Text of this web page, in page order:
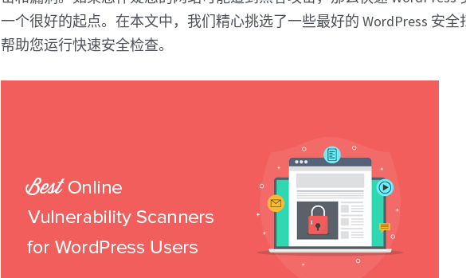
一个很好的起点。在本文中，我们精心挑选了一些最好的 WordPress 安
帮助您运行快速安全检查。